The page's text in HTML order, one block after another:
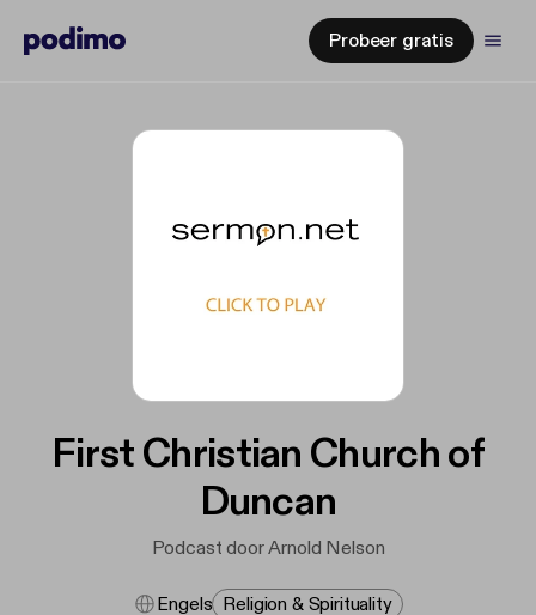
Probeer gratis
First Christian Church of
Duncan
Podcast door Arnold Nelson
Engels Religion & Spirituality